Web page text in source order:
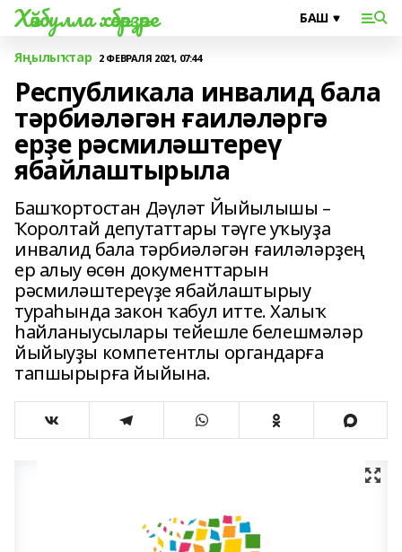
Хәйбулла хәбәрҙәре
Яңылыҡтар 2 ФЕВРАЛЯ 2021, 07:44
Республикала инвалид бала
тәрбиәләгән ғаиләләргә
ерҙе рәсмиләштереү
ябайлаштырыла
Башҡортостан Дәүләт Йыйылышы –
Ҡоролтай депутаттары тәүге уҡыуҙа
инвалид бала тәрбиәләгән ғаиләләрҙең
ер алыу өсөн документтарын
рәсмиләштереүҙе ябайлаштырыу
тураһында закон ҡабул итте. Халыҡ
һайланыусылары тейешле белешмәләр
йыйыуҙы компетентлы органдарға
тапшырырға йыйына.